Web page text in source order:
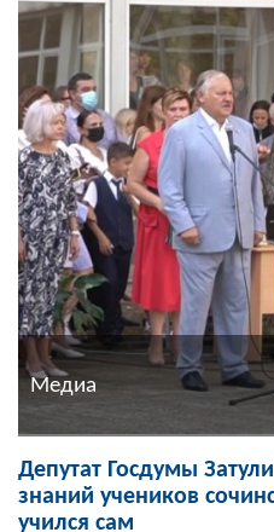
Медиа
Депутат Госдумы
знаний учеников
учился сам